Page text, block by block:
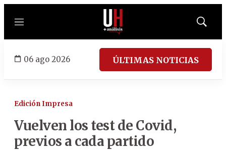
Menú
Mostrar
06 ago 2026 ÚLTIMAS NOTICIAS
Edición Impresa
Vuelven los test de Covid,
previos a cada partido